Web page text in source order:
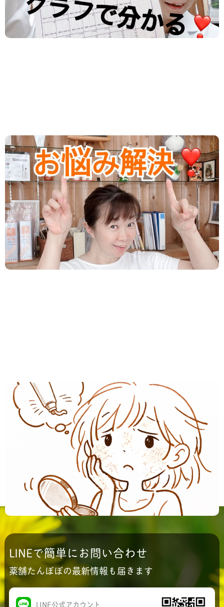
2024.04.12/ダイエット,新着情報
体重は減るのに体脂肪が減らないのはなん
で？
必要な栄養素摂取しない 極端な食事制限が原因！！
体脂肪はそれでは 燃焼しません。 体重を減らすこと
とは 体脂肪を減らすこと。 これが ダイ...
2026.04.16/新着情報,皮膚のお悩み
春のもやもや肌対策
４月です♩ 過ごしやすい気候になって来ました。 気
持ち良い空〜〜〜♩ 気温が上がると 気分もふわっと
柔らかくなり カラダも少しずつ緩み始めま...
LINEで簡単にお問い合わせ
薬舗たんぽぽの最新情報も届きます
LINE公式アカウント